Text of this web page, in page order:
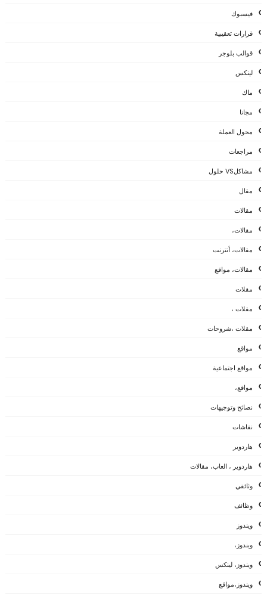
فيسبوك
قرارات تعقيبية
قوالب بلوجر
لينكس
ماك
مجانا
محول العملة
مراجعات
مشاكلVS حلول
مقال
مقالات
مقالات،
مقالات، أنترنت
مقالات، مواقع
مقلات
مقلات ،
مقلات ،شروحات
مواقع
مواقع اجتماعية
مواقع،
نصائح وتوجيهات
نقاشات
هاردوير
هاردوير ، العاب، مقالات
وثائقي
وظائف
ويندوز
ويندوز،
ويندوز، لينكس
ويندوز،مواقع